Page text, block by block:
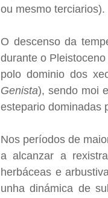
ou mesmo terciarios).
O descenso da
durante o
polo dominio dos
Genista), sendo moi
estepario dominadas
Nos períodos de
a alcanzar a
herbáceas e
unha dinámica de